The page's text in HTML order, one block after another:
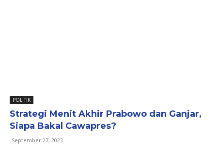
POLITIK
Strategi Menit Akhir Prabowo dan Ganjar,
Siapa Bakal Cawapres?
September 27, 2023